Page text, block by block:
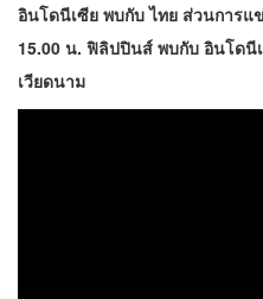
อินโดนีเซีย พบกับ ไทย ส่วนการแ
15.00 น. ฟิลิปปินส์ พบกับ อินโดนี
เวียดนาม